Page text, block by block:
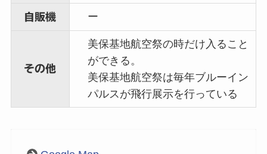
自販機 ー
その他
美保基地航空祭の時だけ入ること
ができる。
美保基地航空祭は毎年ブルーイン
パルスが飛行展示を行っている